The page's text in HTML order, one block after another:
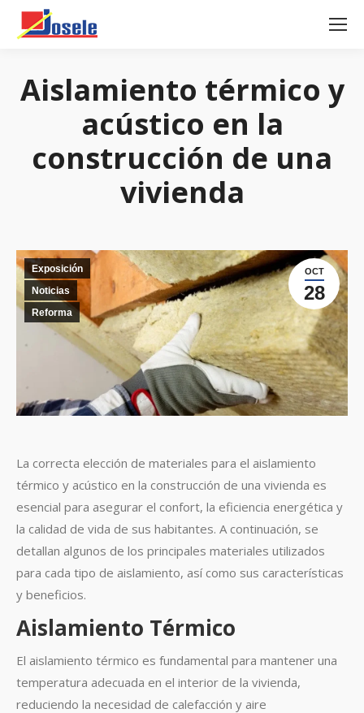
Aislamiento térmico y
acústico en la
construcción de una
vivienda
OCT
28
Exposición
Noticias
Reforma
La correcta elección de materiales para el aislamiento
térmico y acústico en la construcción de una vivienda es
esencial para asegurar el confort, la eficiencia energética y
la calidad de vida de sus habitantes. A continuación, se
detallan algunos de los principales materiales utilizados
para cada tipo de aislamiento, así como sus características
y beneficios.
Aislamiento Térmico
El aislamiento térmico es fundamental para mantener una
temperatura adecuada en el interior de la vivienda,
reduciendo la necesidad de calefacción y aire